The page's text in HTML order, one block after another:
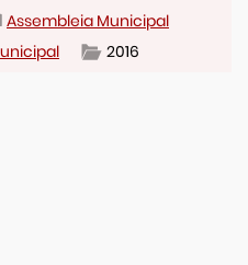
Assembleia Municipal
2016